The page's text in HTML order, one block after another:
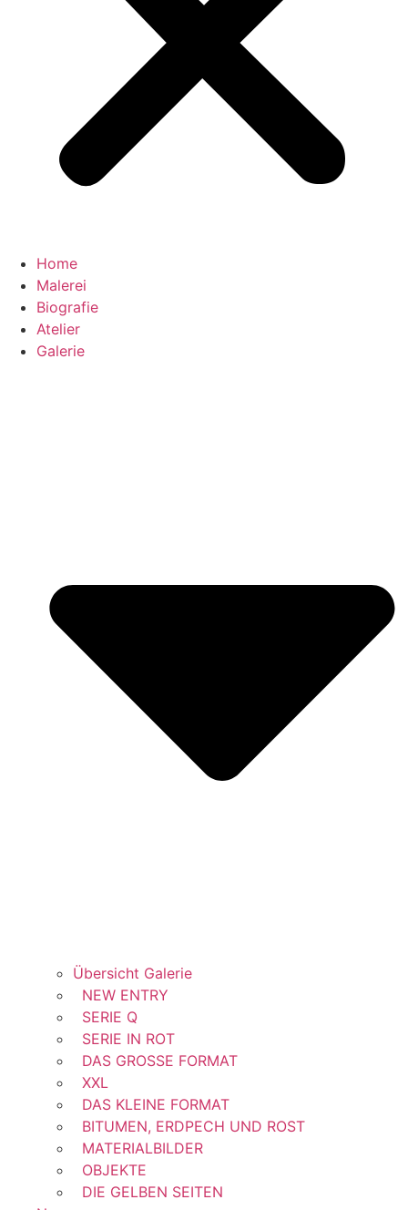
Home
Malerei
Biografie
Atelier
Galerie
Übersicht Galerie
NEW ENTRY
SERIE Q
SERIE IN ROT
DAS GROSSE FORMAT
XXL
DAS KLEINE FORMAT
BITUMEN, ERDPECH UND ROST
MATERIALBILDER
OBJEKTE
DIE GELBEN SEITEN